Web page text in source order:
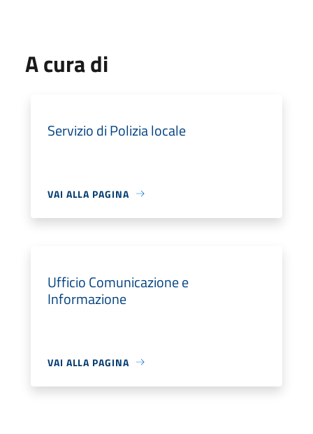
A cura di
Servizio di Polizia locale
VAI ALLA PAGINA
Ufficio Comunicazione e
Informazione
VAI ALLA PAGINA